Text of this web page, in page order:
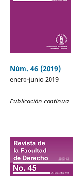
Núm. 46 (2019)
enero-junio 2019
Publicación contínua